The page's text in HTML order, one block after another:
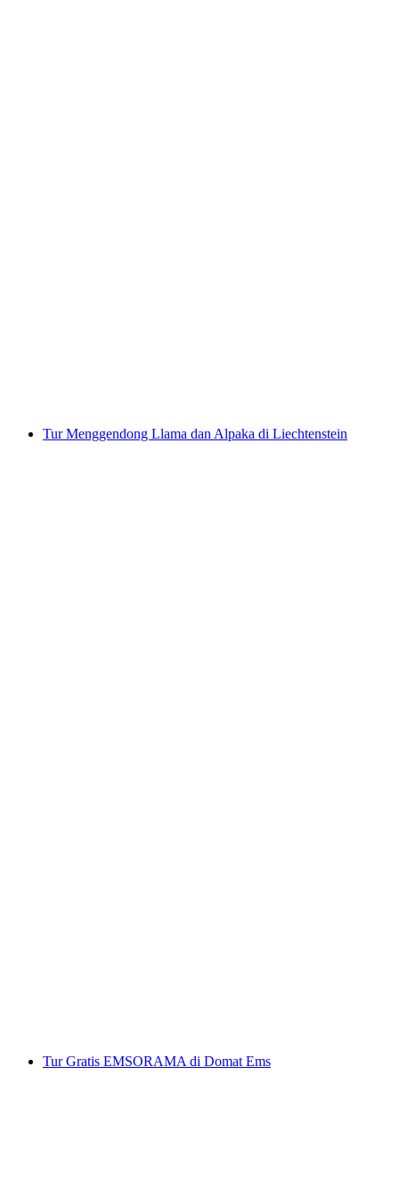
Tur Menggendong Llama dan Alpaka di Liechtenstein
Tur Gratis EMSORAMA di Domat Ems